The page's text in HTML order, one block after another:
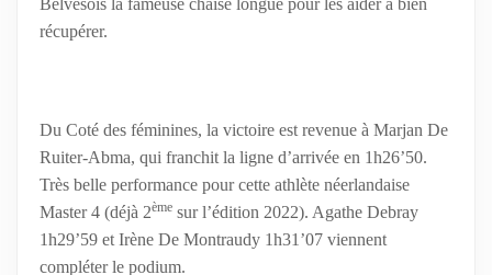
Belvésois la fameuse chaise longue pour les aider à bien
récupérer.
Du Coté des féminines, la victoire est revenue à Marjan De
Ruiter-Abma, qui franchit la ligne d’arrivée en 1h26’50.
Très belle performance pour cette athlète néerlandaise
Master 4 (déjà 2ème sur l’édition 2022). Agathe Debray
1h29’59 et Irène De Montraudy 1h31’07 viennent
compléter le podium.